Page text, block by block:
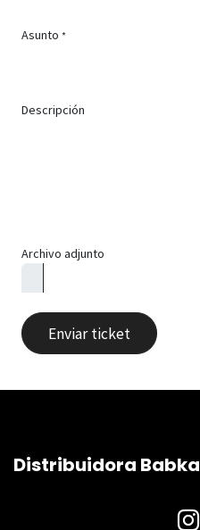
Asunto *
Descripción
Archivo adjunto
Enviar ticket
Distribuidora Babka